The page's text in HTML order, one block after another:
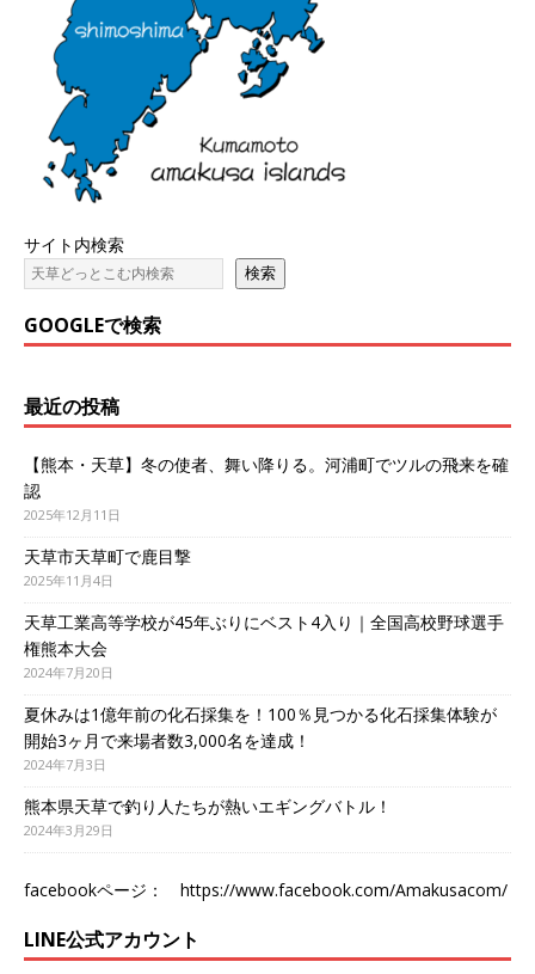
サイト内検索
検索
GOOGLEで検索
最近の投稿
【熊本・天草】冬の使者、舞い降りる。河浦町でツルの飛来を確
認
2025年12月11日
天草市天草町で鹿目撃
2025年11月4日
天草工業高等学校が45年ぶりにベスト4入り｜全国高校野球選手
権熊本大会
2024年7月20日
夏休みは1億年前の化石採集を！100％見つかる化石採集体験が
開始3ヶ月で来場者数3,000名を達成！
2024年7月3日
熊本県天草で釣り人たちが熱いエギングバトル！
2024年3月29日
facebookページ： https://www.facebook.com/Amakusacom/
LINE公式アカウント